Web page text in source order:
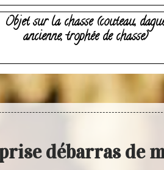
Objet sur la chasse (couteau,
ancienne, trophée de chasse)
débarras de